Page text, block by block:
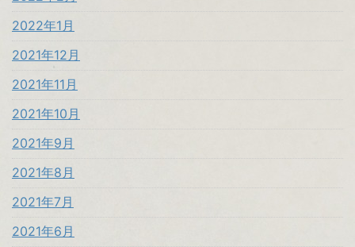
2022年1月
2021年12月
2021年11月
2021年10月
2021年9月
2021年8月
2021年7月
2021年6月